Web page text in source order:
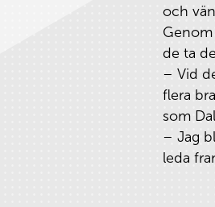
och
de ta
– Vid
flera
som
– Jag
leda